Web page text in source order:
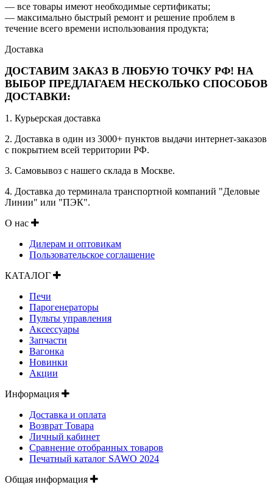
— все товары имеют необходимые сертификаты;
— максимально быстрый ремонт и решение проблем в
течение всего времени использования продукта;
Доставка
ДОСТАВИМ ЗАКАЗ В ЛЮБУЮ ТОЧКУ РФ! НА
ВЫБОР ПРЕДЛАГАЕМ НЕСКОЛЬКО СПОСОБОВ
ДОСТАВКИ:
1. Курьерская доставка
2. Доставка в один из 3000+ пунктов выдачи интернет-заказов
с покрытием всей территории РФ.
3. Самовывоз с нашего склада в Москве.
4. Доставка до терминала транспортной компаний "Деловые
Линии" или "ПЭК".
О нас
Дилерам и оптовикам
Пользовательское соглашение
КАТАЛОГ
Печи
Парогенераторы
Пульты управления
Аксессуары
Запчасти
Вагонка
Новинки
Акции
Информация
Доставка и оплата
Возврат Товара
Личный кабинет
Сравнение отобранных товаров
Печатный каталог SAWO 2024
Общая информация